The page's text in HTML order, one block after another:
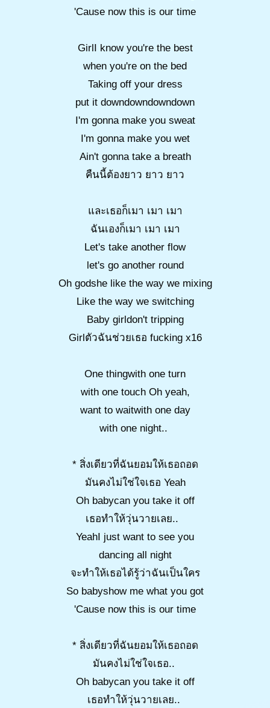
'Cause now this is our time
GirlI know you're the best
when you're on the bed
Taking off your dress
put it downdowndowndown
I'm gonna make you sweat
I'm gonna make you wet
Ain't gonna take a breath
คืนนี้ต้องยาว ยาว ยาว
และเธอก็เมา เมา เมา
ฉันเองก็เมา เมา เมา
Let's take another flow
let's go another round
Oh godshe like the way we mixing
Like the way we switching
Baby girldon't tripping
Girlตัวฉันช่วยเธอ fucking x16
One thingwith one turn
with one touch Oh yeah,
want to waitwith one day
with one night..
* สิ่งเดียวที่ฉันยอมให้เธอถอด
มันคงไม่ใช่ใจเธอ Yeah
Oh babycan you take it off
เธอทำให้วุ่นวายเลย..
YeahI just want to see you
dancing all night
จะทำให้เธอได้รู้ว่าฉันเป็นใคร
So babyshow me what you got
'Cause now this is our time
* สิ่งเดียวที่ฉันยอมให้เธอถอด
มันคงไม่ใช่ใจเธอ..
Oh babycan you take it off
เธอทำให้วุ่นวายเลย..